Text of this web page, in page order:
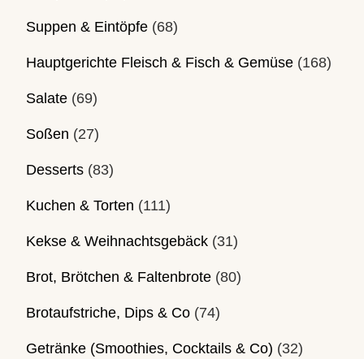
Suppen & Eintöpfe (68)
Hauptgerichte Fleisch & Fisch & Gemüse (168)
Salate (69)
Soßen (27)
Desserts (83)
Kuchen & Torten (111)
Kekse & Weihnachtsgebäck (31)
Brot, Brötchen & Faltenbrote (80)
Brotaufstriche, Dips & Co (74)
Getränke (Smoothies, Cocktails & Co) (32)